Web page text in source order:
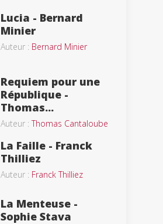
Lucia - Bernard
Minier
Auteur : Bernard Minier
Requiem pour une
République -
Thomas...
Auteur :Thomas Cantaloube
La Faille - Franck
Thilliez
Auteur : Franck Thilliez
La Menteuse -
Sophie Stava